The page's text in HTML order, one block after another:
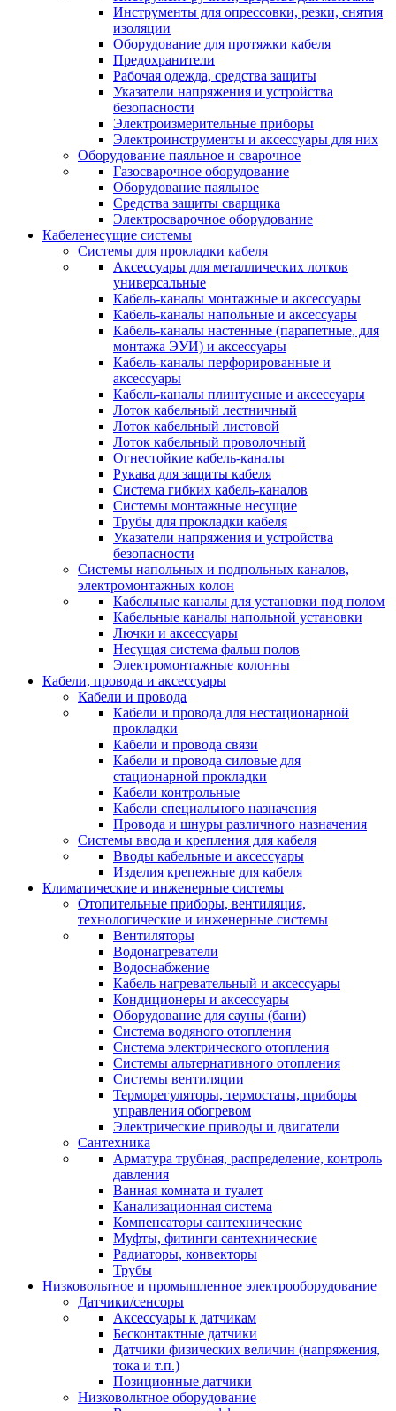
Инструменты для опрессовки, резки, снятия
изоляции
Оборудование для протяжки кабеля
Предохранители
Рабочая одежда, средства защиты
Указатели напряжения и устройства
безопасности
Электроизмерительные приборы
Электроинструменты и аксессуары для них
Оборудование паяльное и сварочное
Газосварочное оборудование
Оборудование паяльное
Средства защиты сварщика
Электросварочное оборудование
Кабеленесущие системы
Системы для прокладки кабеля
Аксессуары для металлических лотков
универсальные
Кабель-каналы монтажные и аксессуары
Кабель-каналы напольные и аксессуары
Кабель-каналы настенные (парапетные, для
монтажа ЭУИ) и аксессуары
Кабель-каналы перфорированные и
аксессуары
Кабель-каналы плинтусные и аксессуары
Лоток кабельный лестничный
Лоток кабельный листовой
Лоток кабельный проволочный
Огнестойкие кабель-каналы
Рукава для защиты кабеля
Система гибких кабель-каналов
Системы монтажные несущие
Трубы для прокладки кабеля
Указатели напряжения и устройства
безопасности
Системы напольных и подпольных каналов,
электромонтажных колон
Кабельные каналы для установки под полом
Кабельные каналы напольной установки
Лючки и аксессуары
Несущая система фальш полов
Электромонтажные колонны
Кабели, провода и аксессуары
Кабели и провода
Кабели и провода для нестационарной
прокладки
Кабели и провода связи
Кабели и провода силовые для
стационарной прокладки
Кабели контрольные
Кабели специального назначения
Провода и шнуры различного назначения
Системы ввода и крепления для кабеля
Вводы кабельные и аксессуары
Изделия крепежные для кабеля
Климатические и инженерные системы
Отопительные приборы, вентиляция,
технологические и инженерные системы
Вентиляторы
Водонагреватели
Водоснабжение
Кабель нагревательный и аксессуары
Кондиционеры и аксессуары
Оборудование для сауны (бани)
Система водяного отопления
Система электрического отопления
Системы альтернативного отопления
Системы вентиляции
Терморегуляторы, термостаты, приборы
управления обогревом
Электрические приводы и двигатели
Сантехника
Арматура трубная, распределение, контроль
давления
Ванная комната и туалет
Канализационная система
Компенсаторы сантехнические
Муфты, фитинги сантехнические
Радиаторы, конвекторы
Трубы
Низковольтное и промышленное электрооборудование
Датчики/сенсоры
Аксессуары к датчикам
Бесконтактные датчики
Датчики физических величин (напряжения,
тока и т.п.)
Позиционные датчики
Низковольтное оборудование